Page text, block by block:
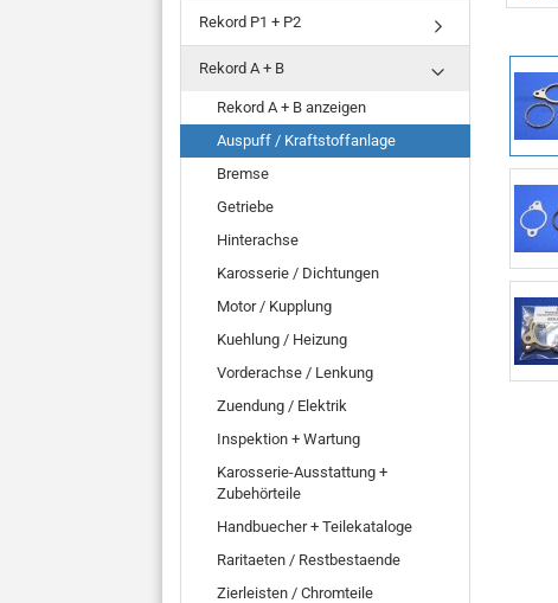
Rekord P1 + P2
Rekord A + B
Rekord A + B anzeigen
Auspuff / Kraftstoffanlage
Bremse
Getriebe
Hinterachse
Karosserie / Dichtungen
Motor / Kupplung
Kuehlung / Heizung
Vorderachse / Lenkung
Zuendung / Elektrik
Inspektion + Wartung
Karosserie-Ausstattung +
Zubehörteile
Handbuecher + Teilekataloge
Raritaeten / Restbestaende
Zierleisten / Chromteile